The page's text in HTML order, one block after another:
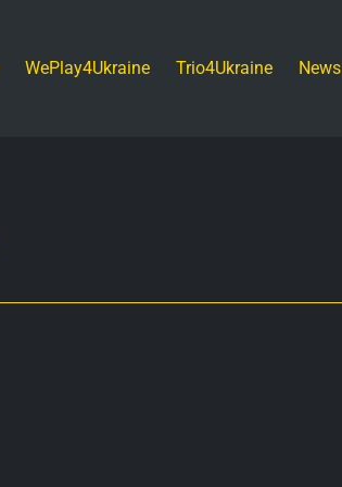
WePlay4Ukraine Trio4Ukraine News